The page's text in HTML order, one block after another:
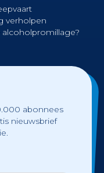
verholpen
alcoholpromillage?
abonnees
nieuwsbrief